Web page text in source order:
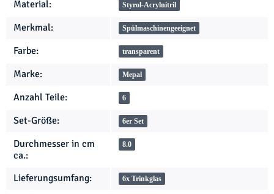
Material: Styrol-Acrylnitril
Merkmal: Spülmaschinengeeignet
Farbe: transparent
Marke: Mepal
Anzahl Teile: 6
Set-Größe: 6er Set
Durchmesser in cm
ca.:
8.0
Lieferungsumfang: 6x Trinkglas